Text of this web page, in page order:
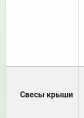
Свесы крыши